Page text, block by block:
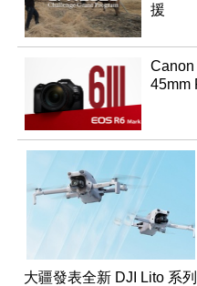
援
Canon
45mm
大疆發表全新 DJI Lito 系列